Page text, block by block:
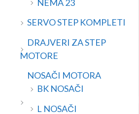
NEMA 23
SERVO STEP KOMPLETI
DRAJVERI ZA STEP
MOTORE
NOSAČI MOTORA
BK NOSAČI
L NOSAČI